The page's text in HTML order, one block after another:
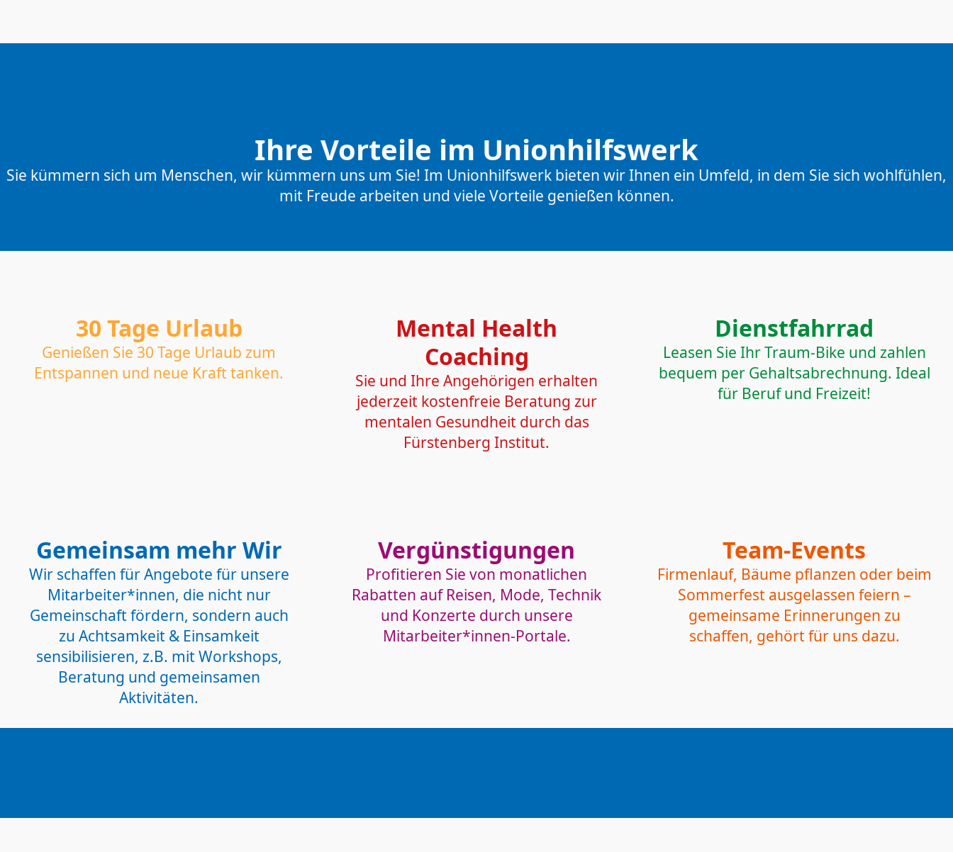
Ihre Vorteile im Unionhilfswerk
Sie kümmern sich um Menschen, wir kümmern uns um Sie! Im Unionhilfswerk bieten wir Ihnen ein Umfeld, in dem Sie sich wohlfühlen,
mit Freude arbeiten und viele Vorteile genießen können.
30 Tage Urlaub
Genießen Sie 30 Tage Urlaub zum
Entspannen und neue Kraft tanken.
Mental Health
Coaching
Sie und Ihre Angehörigen erhalten
jederzeit kostenfreie Beratung zur
mentalen Gesundheit durch das
Fürstenberg Institut.
Dienstfahrrad
Leasen Sie Ihr Traum-Bike und zahlen
bequem per Gehaltsabrechnung. Ideal
für Beruf und Freizeit!
Gemeinsam mehr Wir
Wir schaffen für Angebote für unsere
Mitarbeiter*innen, die nicht nur
Gemeinschaft fördern, sondern auch
zu Achtsamkeit & Einsamkeit
sensibilisieren, z.B. mit Workshops,
Beratung und gemeinsamen
Aktivitäten.
Vergünstigungen
Profitieren Sie von monatlichen
Rabatten auf Reisen, Mode, Technik
und Konzerte durch unsere
Mitarbeiter*innen-Portale.
Team-Events
Firmenlauf, Bäume pflanzen oder beim
Sommerfest ausgelassen feiern –
gemeinsame Erinnerungen zu
schaffen, gehört für uns dazu.